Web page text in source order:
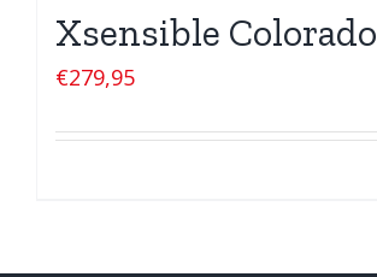
Xsensible Colorado
€279,95